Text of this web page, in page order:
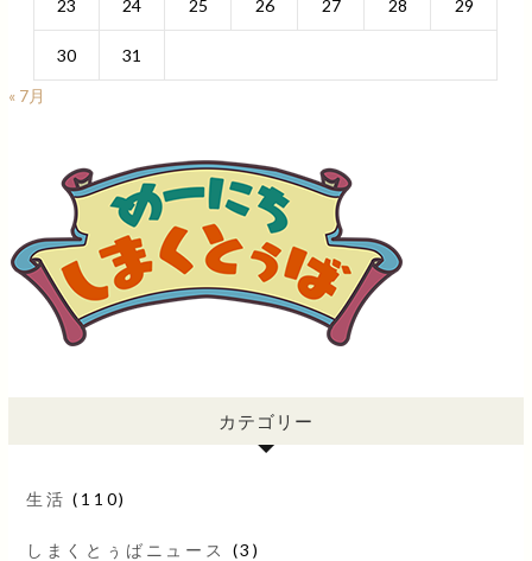
23 24 25 26 27 28 29
30
31
« 7月
カテゴリー
生活 (110)
しまくとぅばニュース (3)